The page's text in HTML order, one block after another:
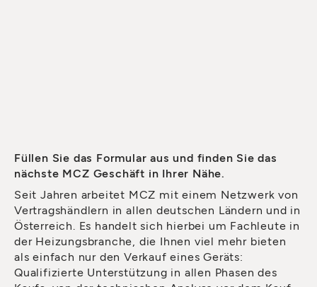
Füllen Sie das Formular aus und finden Sie das
nächste MCZ Geschäft in Ihrer Nähe.
Seit Jahren arbeitet MCZ mit einem Netzwerk von
Vertragshändlern in allen deutschen Ländern und in
Österreich. Es handelt sich hierbei um Fachleute in
der Heizungsbranche, die Ihnen viel mehr bieten
als einfach nur den Verkauf eines Geräts:
Qualifizierte Unterstützung in allen Phasen des